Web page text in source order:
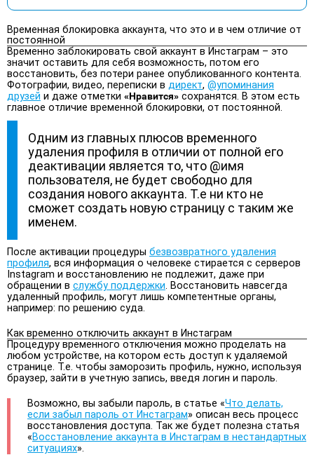
Временная блокировка аккаунта, что это и в чем отличие от
постоянной
Временно заблокировать свой аккаунт в Инстаграм – это
значит оставить для себя возможность, потом его
восстановить, без потери ранее опубликованного контента.
Фотографии, видео, переписки в директ, @упоминания
друзей и даже отметки «Нравится» сохранятся. В этом есть
главное отличие временной блокировки, от постоянной.
Одним из главных плюсов временного
удаления профиля в отличии от полной его
деактивации является то, что @имя
пользователя, не будет свободно для
создания нового аккаунта. Т.е ни кто не
сможет создать новую страницу с таким же
именем.
После активации процедуры безвозвратного удаления
профиля, вся информация о человеке стирается с серверов
Instagram и восстановлению не подлежит, даже при
обращении в службу поддержки. Восстановить навсегда
удаленный профиль, могут лишь компетентные органы,
например: по решению суда.
Как временно отключить аккаунт в Инстаграм
Процедуру временного отключения можно проделать на
любом устройстве, на котором есть доступ к удаляемой
странице. Т.е. чтобы заморозить профиль, нужно, используя
браузер, зайти в учетную запись, введя логин и пароль.
Возможно, вы забыли пароль, в статье «Что делать,
если забыл пароль от Инстаграм» описан весь процесс
восстановления доступа. Так же будет полезна статья
«Восстановление аккаунта в Инстаграм в нестандартных
ситуациях».